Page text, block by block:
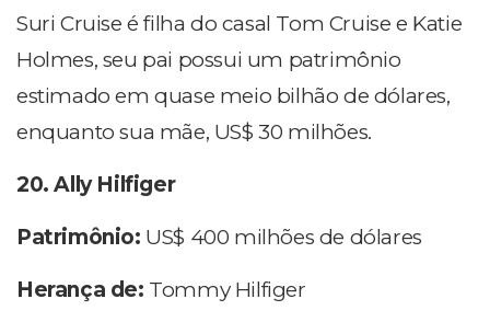
Suri Cruise é filha do casal Tom Cruise e Katie
Holmes, seu pai possui um patrimônio
estimado em quase meio bilhão de dólares,
enquanto sua mãe, US$ 30 milhões.
20. Ally Hilfiger
Patrimônio: US$ 400 milhões de dólares
Herança de: Tommy Hilfiger